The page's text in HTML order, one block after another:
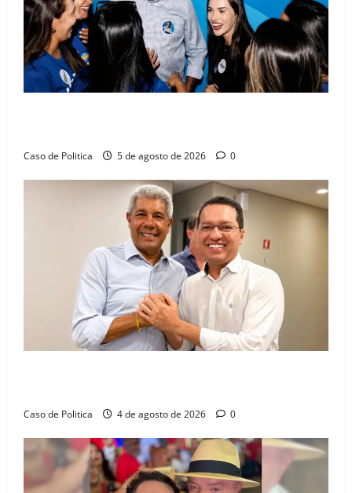
Caso de Politica 5 de agosto de 2026 0
Caso de Politica 4 de agosto de 2026 0